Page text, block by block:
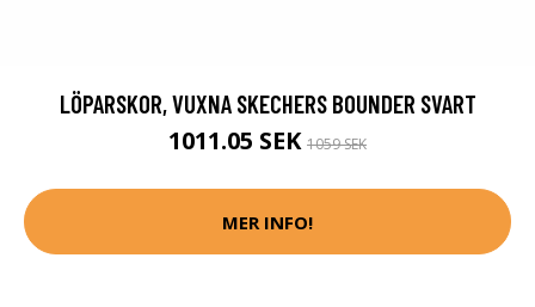
LÖPARSKOR, VUXNA SKECHERS BOUNDER SVART
1011.05 SEK 1059 SEK
MER INFO!